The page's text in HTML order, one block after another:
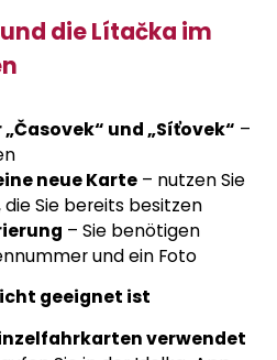
die Lítačka im
und „Síťovek“ –
neue Karte – nutzen Sie
Sie bereits besitzen
– Sie benötigen
und ein Foto
geeignet ist
verwendet